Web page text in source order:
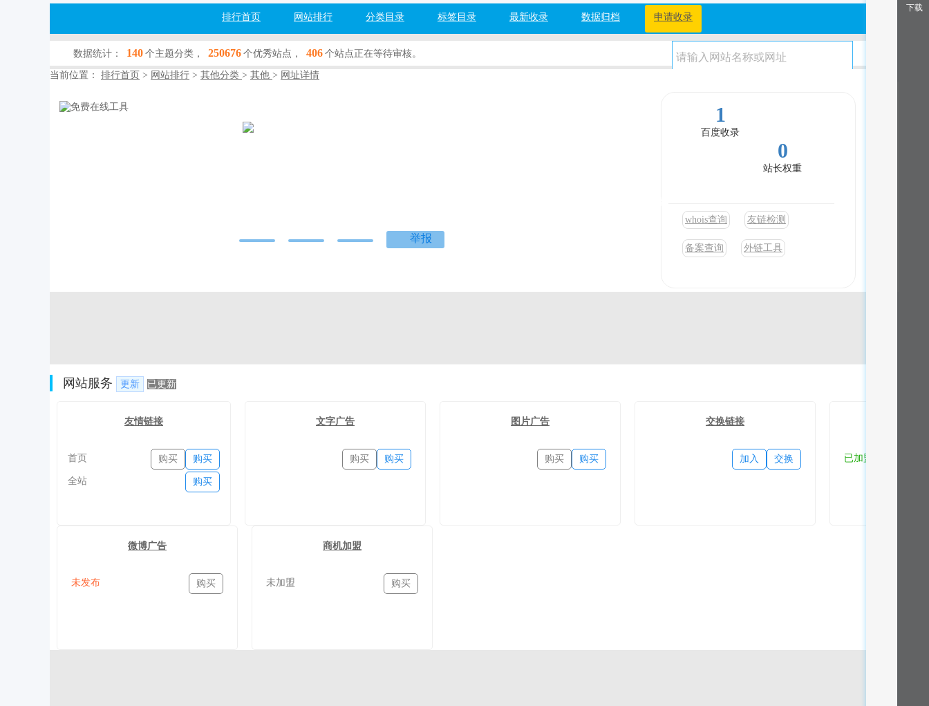
排行首页 网站排行 分类目录 标签目录 最新收录 数据归档 申请收录
数据统计： 140 个主题分类， 250676 个优秀站点， 406 个站点正在等待审核。
当前位置： 排行首页 > 网站排行 > 其他分类 > 其他 > 网址详情
举报
1
百度收录
0
站长权重
whois查询 友链检测
备案查询 外链工具
网站服务 更新 已更新
友情链接
首页 购买
购买
全站 购买
文字广告
购买
购买
图片广告
购买
购买
交换链接
交换
加入 已加盟
微博广告
未发布 购买
商机加盟
未加盟 购买
下载